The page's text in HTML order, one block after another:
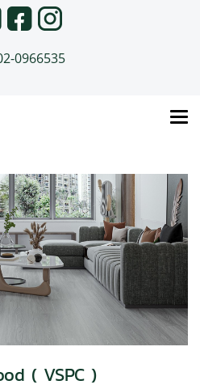
0966535
( VSPC )